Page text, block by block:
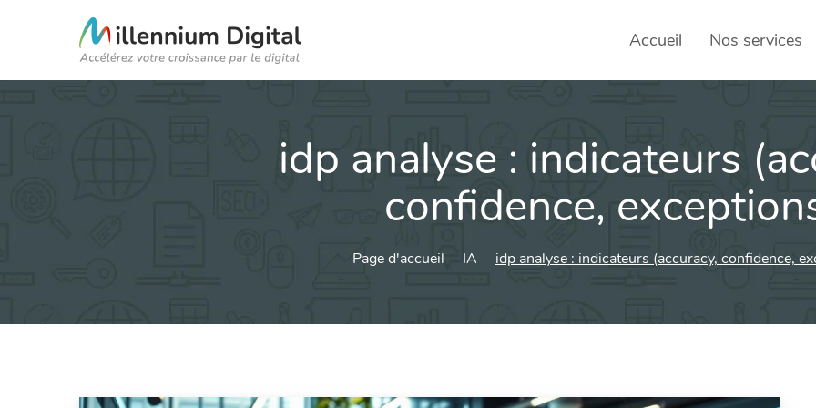
Accueil Nos services
Social
idp analyse : indicateurs
confidence,
Page d'accueil IA idp analyse : indicateurs (accuracy, confidence,